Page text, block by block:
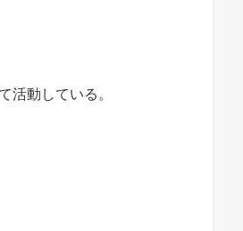
活動している。